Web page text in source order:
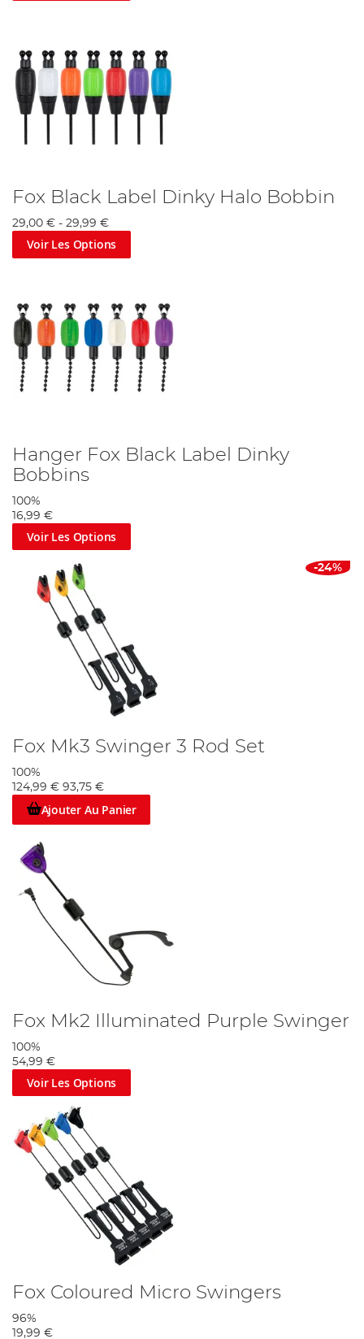
Fox Black Label Dinky Halo Bobbin
29,00 € - 29,99 €
Voir Les Options
Hanger Fox Black Label Dinky
Bobbins
100%
16,99 €
Voir Les Options
-24%
Fox Mk3 Swinger 3 Rod Set
100%
124,99 € 93,75 €
Ajouter Au Panier
Fox Mk2 Illuminated Purple Swinger
100%
54,99 €
Voir Les Options
Fox Coloured Micro Swingers
96%
19,99 €